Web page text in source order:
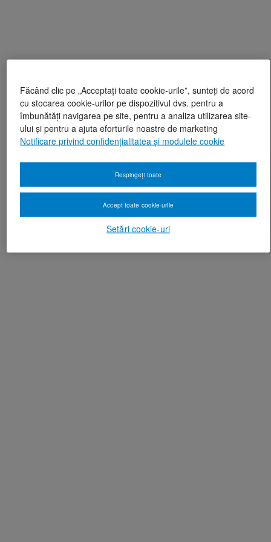
Făcând clic pe „Acceptați toate cookie-urile”, sunteți de acord
cu stocarea cookie-urilor pe dispozitivul dvs. pentru a
îmbunătăți navigarea pe site, pentru a analiza utilizarea site-
ului și pentru a ajuta eforturile noastre de marketing
Notificare privind confidențialitatea și modulele cookie
Setări cookie-uri
Respingeți toate
Accept toate cookie-urile